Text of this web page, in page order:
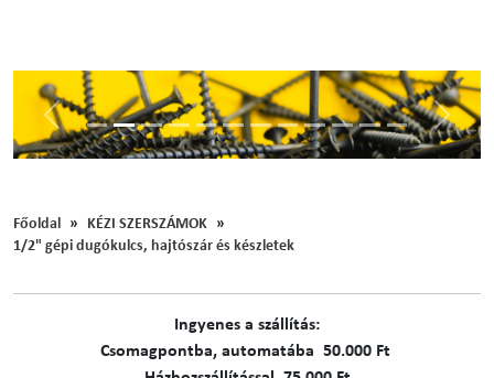
Előző
Főoldal
KÉZI SZERSZÁMOK
1/2" gépi dugókulcs, hajtószár és készletek
Ingyenes a szállítás:
C​​​somagpontba, automatába 50.000 Ft